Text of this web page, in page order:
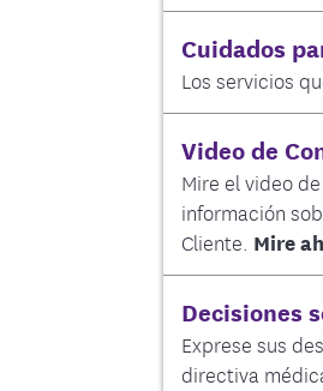
Cuidados
Los servicios
Video de
Mire el video
información
Cliente. Mire
Decisiones
Exprese sus
directiva